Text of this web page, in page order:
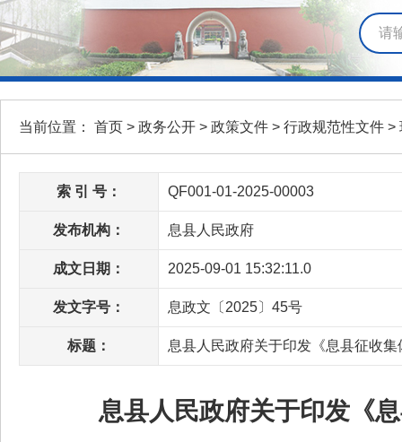
当前位置： 首页 > 政务公开 > 政策文件 > 行政规范性文件 >
索 引 号： QF001-01-2025-00003
发布机构： 息县人民政府
成文日期： 2025-09-01 15:32:11.0
发文字号： 息政文〔2025〕45号
标题： 息县人民政府关于印发《息县征收
息县人民政府关于印发《